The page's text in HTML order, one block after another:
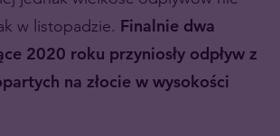
w listopadzie. Finalnie dwa
2020 roku przyniosły odpływ z
na złocie w wysokości